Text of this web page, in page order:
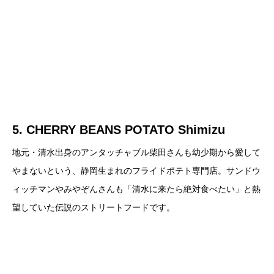
5. CHERRY BEANS POTATO Shimizu
地元・清水出身のアンタッチャブル柴田さんも幼少期から愛して
やまないという、静岡生まれのフライドポテト専門店。サンドウ
ィッチマンやみやぞんさんも「清水に来たら絶対食べたい」と熱
望していた伝説のストリートフードです。